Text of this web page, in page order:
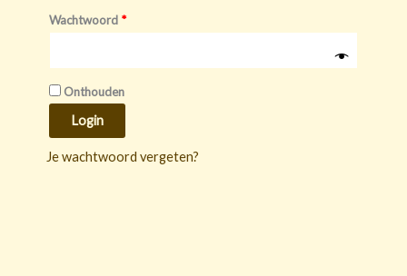
Wachtwoord *
Onthouden
Login
Je wachtwoord vergeten?